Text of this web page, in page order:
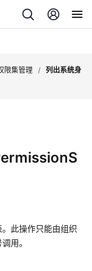
限集管理 / 列出系统身
此操作只能由组织
用。